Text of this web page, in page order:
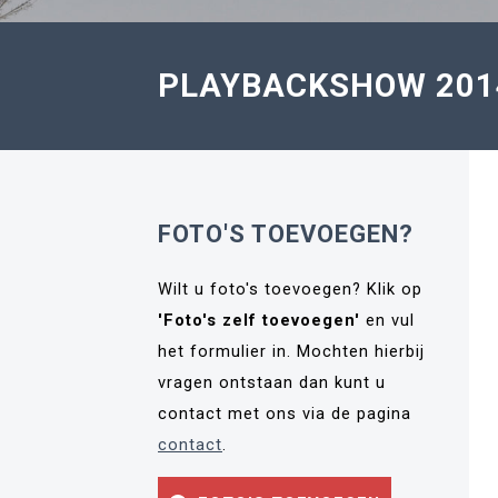
PLAYBACKSHOW
FOTO'S TOEVOEGEN?
Wilt u foto's toevoegen? Klik op
'Foto's zelf toevoegen' en vul
het formulier in. Mochten hierbij
vragen ontstaan dan kunt u
contact met ons via de pagina
contact.